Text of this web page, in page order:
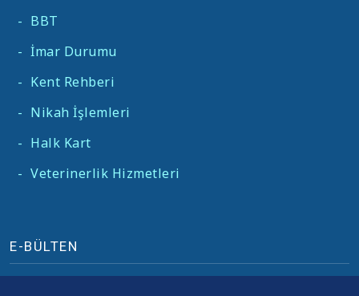
- BBT
- İmar Durumu
- Kent Rehberi
- Nikah İşlemleri
- Halk Kart
- Veterinerlik Hizmetleri
E-BÜLTEN